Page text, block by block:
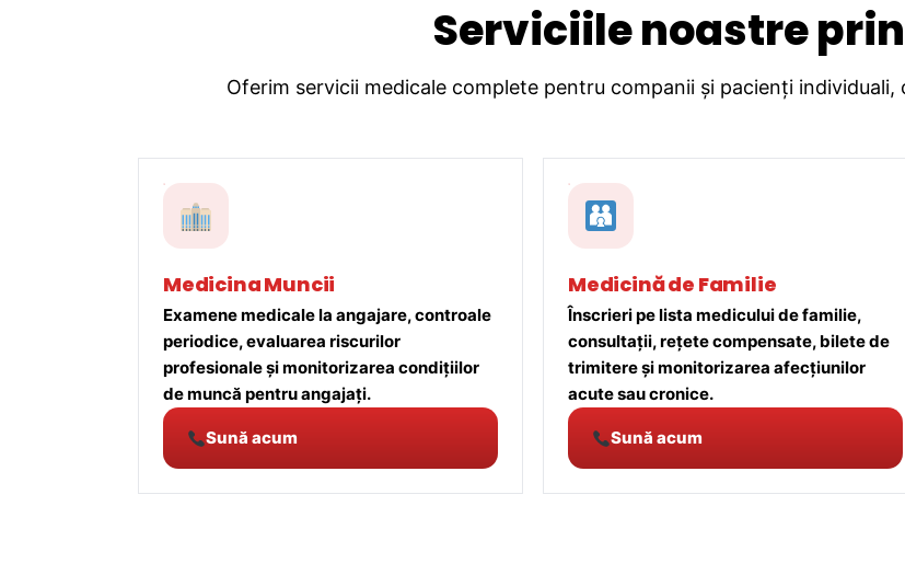
Serviciile noastre
Oferim servicii medicale complete pentru companii și pacienți
Medicina Muncii
Examene medicale la angajare, controale
periodice, evaluarea riscurilor
profesionale și monitorizarea condițiilor
de muncă pentru angajați.
Sună acum
Medicină de Familie
Înscrieri pe lista medicului de familie,
consultații, rețete compensate, bilete de
trimitere și monitorizarea afecțiunilor
acute sau cronice.
Sună acum